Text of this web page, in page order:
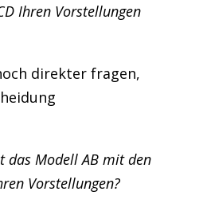
Ihren Vorstellungen
direkter fragen,
das Modell AB mit den
Vorstellungen?